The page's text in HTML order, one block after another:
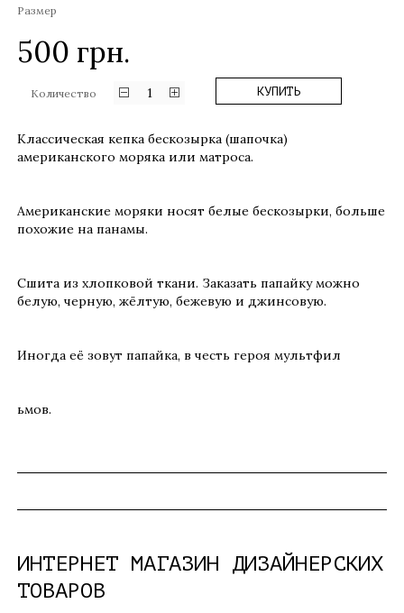
Размер
500 грн.
Количество 1 КУПИТЬ
Классическая кепка бескозырка (шапочка)
американского моряка или матроса.
Американские моряки носят белые бескозырки, больше
похожие на панамы.
Сшита из хлопковой ткани. Заказать папайку можно
белую, черную, жёлтую, бежевую и джинсовую.
Иногда её зовут папайка, в честь героя мультфил
ьмов.
ИНТЕРНЕТ МАГАЗИН ДИЗАЙНЕРСКИХ
ТОВАРОВ